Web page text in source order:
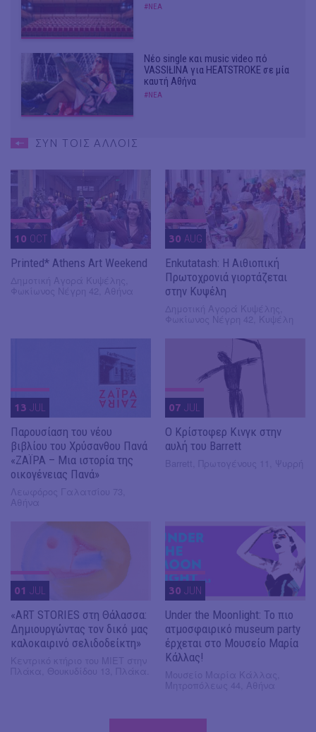
#ΝΕΑ
Νέο single και music video πό
VASSIŁINA για HEATSTROKE σε μία
καυτή Αθήνα
#ΝΕΑ
ΣΥΝ ΤΟΙΣ ΑΛΛΟΙΣ
10 OCT
Printed* Athens Art Weekend
30 AUG
Enkutatash: Η Αιθιοπική
Πρωτοχρονιά γιορτάζεται
στην Κυψέλη
13 JUL
Παρουσίαση του νέου
βιβλίου του Χρύσανθου Πανά
«ΖΑΪΡΑ – Μια ιστορία της
οικογένειας Πανά»
07 JUL
O Κρίστοφερ Κινγκ στην
αυλή του Barrett
01 JUL
«ART STORIES στη Θάλασσα:
Δημιουργώντας τον δικό μας
καλοκαιρινό σελιδοδείκτη»
30 JUN
Under the Moonlight: Το πιο
ατμοσφαιρικό museum party
έρχεται στο Μουσείο Μαρία
Κάλλας!